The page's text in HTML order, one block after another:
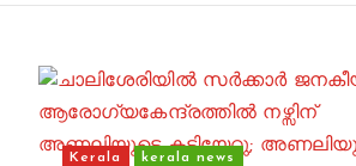
Kerala kerala news